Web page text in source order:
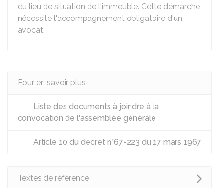
du lieu de situation de l'immeuble. Cette démarche
nécessite l'accompagnement obligatoire d'un
avocat.
Pour en savoir plus
Liste des documents à joindre à la
convocation de l'assemblée générale
Article 10 du décret n°67-223 du 17 mars 1967
Textes de référence